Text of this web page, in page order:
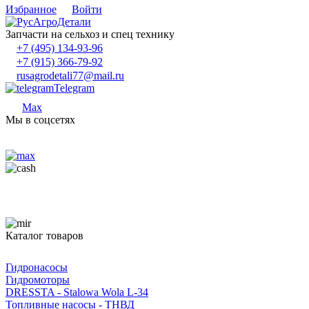
Избранное Войти
Запчасти на сельхоз и спец технику
+7 (495) 134-93-96
+7 (915) 366-79-92
rusagrodetali77@mail.ru
Telegram
Max
Мы в соцсетях
Каталог товаров
Гидронасосы
Гидромоторы
DRESSTA - Stalowa Wola L-34
Топливные насосы - ТНВД